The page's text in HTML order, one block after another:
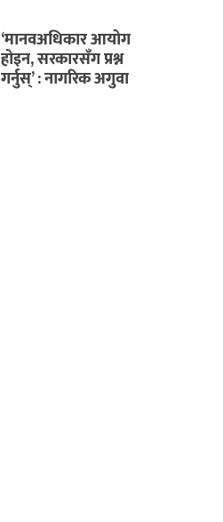
‘मानवअधिकार आयोग
होइन, सरकारसँग प्रश्न
गर्नुस्’ : नागरिक अगुवा